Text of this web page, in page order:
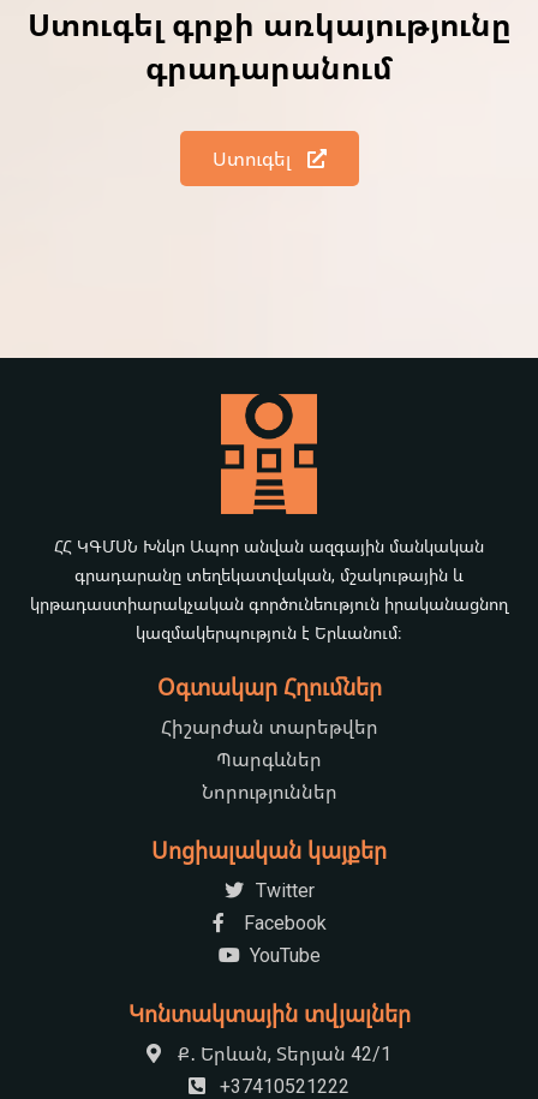
Ստուգել գրքի առկայությունը
գրադարանում
Ստուգել
ՀՀ ԿԳՄՍՆ Խնկո Ապոր անվան ազգային մանկական
գրադարանը տեղեկատվական, մշակութային և
կրթադաստիարակչական գործունեություն իրականացնող
կազմակերպություն է Երևանում։
Օգտակար Հղումներ
Հիշարժան տարեթվեր
Պարգևներ
Նորություններ
Սոցիալական կայքեր
Twitter
Facebook
YouTube
Կոնտակտային տվյալներ
Ք․ Երևան, Տերյան 42/1
+37410521222